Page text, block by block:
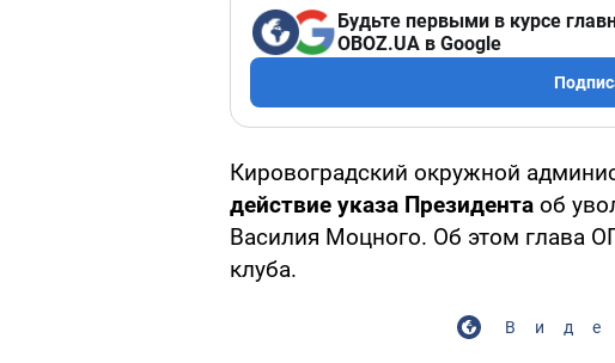
Будьте первыми в курсе
OBOZ.UA в Google
Кировоградский окружной
действие указа Президента об
Василия Моцного. Об этом глава
клуба.